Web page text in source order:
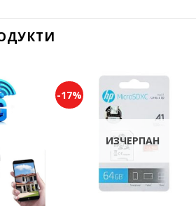
-17%
ИЗЧЕРПАН